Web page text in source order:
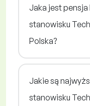
Jaka jest pensja
stanowisku
Polska?
Jakie są
stanowisku